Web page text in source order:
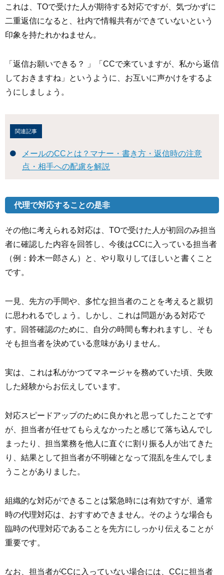
これは、TOで受けた人が期待する対応ですが、気づかずに
二重返信になると、社内で情報共有ができていないという
印象を持たれかねません。
「返信お願いできる？ 」「CCで来ていますが、私から返信
しておきますね」というように、お互いに声かけをするよ
うにしましょう。
関連記事
メールのCCとは？マナー・書き方・返信時の注意
点・相手への配慮を解説
代理で対応することの是非
その他に考えられる対応は、TOで受けた人が初回のみ担当
者に確認した内容を回答し、今後はCCに入っている担当者
（例：鈴木一郎さん）と、やり取りしてほしいと書くこと
です。
一見、先方の手間や、多忙な担当者のことを考えると親切
に思われるでしょう。しかし、これは問題がある対応で
す。回答確認のために、自分の時間も奪われますし、そも
そも担当者を決めている意味がありません。
実は、これは私がかつてマネージャを務めていた頃、失敗
した経験からお伝えしています。
対応スピードアップのために良かれと思ってしたことです
が、担当者が任せてもらえなかったと感じて落ち込んでし
まったり、担当業務を他人に直ぐに割り振る人が出てきた
り、結果として担当者が不明確となって混乱を生んでしま
うことがありました。
組織的な対応ができることは緊急時には有効ですが、通常
時の代理対応は、おすすめできません。そのような場合も
臨時の代理対応であることを先方にしっかり伝えることが
重要です。
なお、担当者がCCに入っていない場合には、CCに担当者